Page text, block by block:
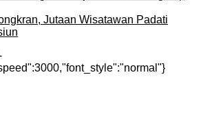
Jutaan Wisatawan Padati